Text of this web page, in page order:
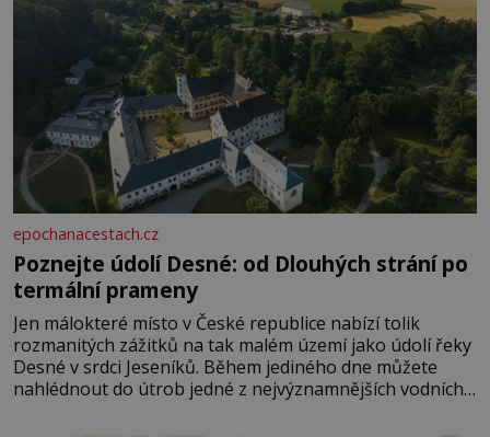
epochanacestach.cz
Poznejte údolí Desné: od Dlouhých strání po
termální prameny
Jen málokteré místo v České republice nabízí tolik
rozmanitých zážitků na tak malém území jako údolí řeky
Desné v srdci Jeseníků. Během jediného dne můžete
nahlédnout do útrob jedné z nejvýznamnějších vodních